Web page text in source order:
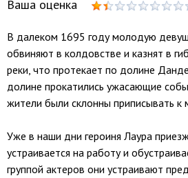
Ваша оценка
В далеком 1695 году молодую
обвиняют в колдовстве и казнят в
реки, что протекает по долине
долине прокатились ужасающие
жители были склонны приписывать к
Уже в наши дни героиня Лаура
устраивается на работу и
группой актеров они устраивают